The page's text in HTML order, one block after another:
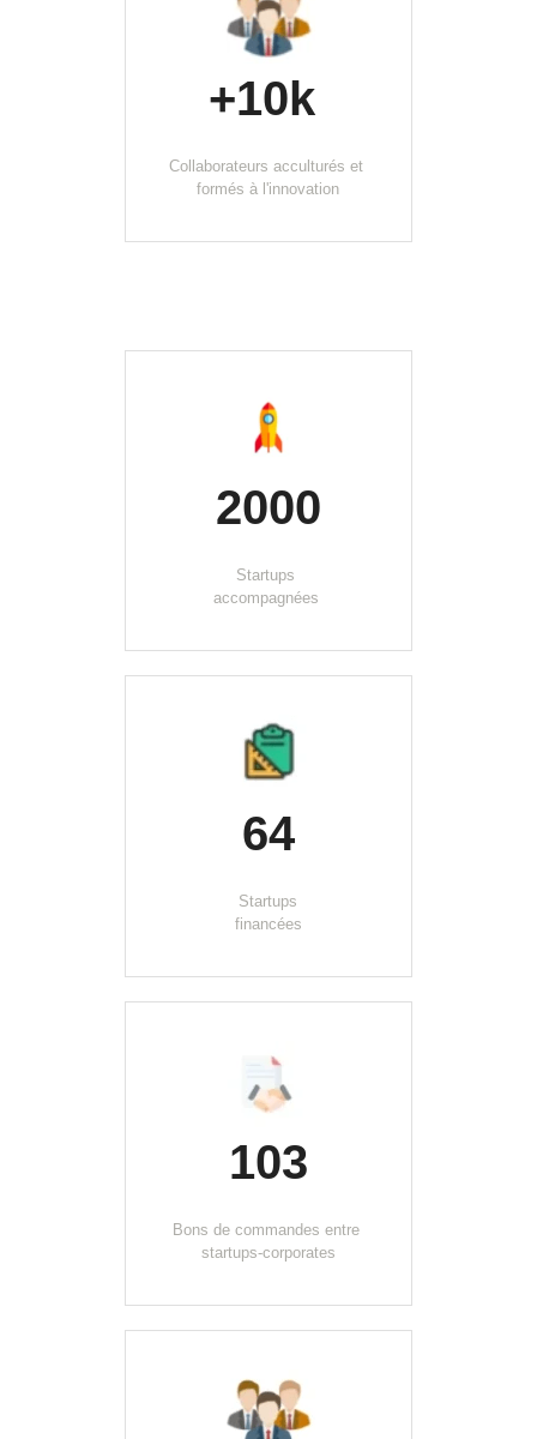
+10k
Collaborateurs acculturés et
formés à l'innovation
2000
Startups
accompagnées
64
Startups
financées
103
Bons de commandes entre
startups-corporates